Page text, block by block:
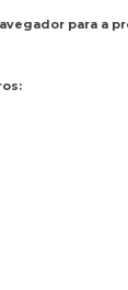
para a